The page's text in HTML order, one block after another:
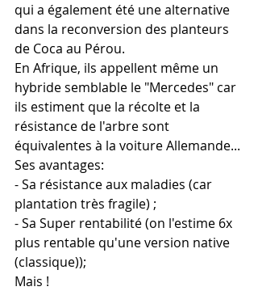
qui a également été une alternative
dans la reconversion des planteurs
de Coca au Pérou.
En Afrique, ils appellent même un
hybride semblable le "Mercedes" car
ils estiment que la récolte et la
résistance de l'arbre sont
équivalentes à la voiture Allemande...
Ses avantages:
- Sa résistance aux maladies (car
plantation très fragile) ;
- Sa Super rentabilité (on l'estime 6x
plus rentable qu'une version native
(classique));
Mais !